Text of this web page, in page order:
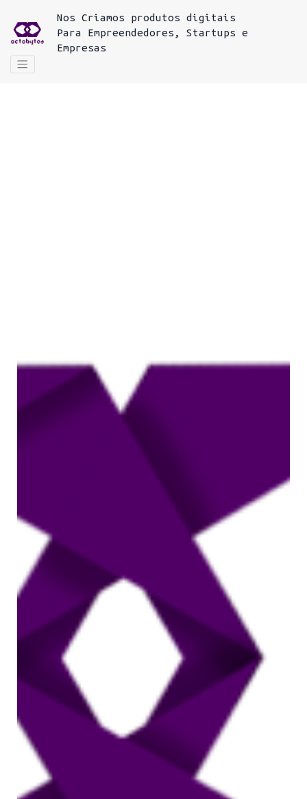
NosCriamos produtos digitais
Para
Empreendedores, Startups e
Empresas